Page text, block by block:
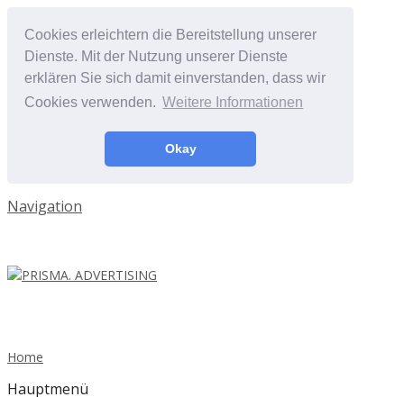
Cookies erleichtern die Bereitstellung unserer
Dienste. Mit der Nutzung unserer Dienste
erklären Sie sich damit einverstanden, dass wir
Cookies verwenden. Weitere Informationen
Okay
Navigation
Home
Hauptmenü